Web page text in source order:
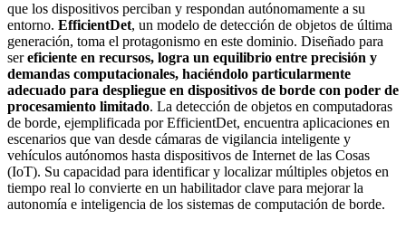
que los dispositivos perciban y respondan autónomamente a su
entorno. EfficientDet, un modelo de detección de objetos de última
generación, toma el protagonismo en este dominio. Diseñado para
sereficiente en recursos, logra un equilibrio entre precisión y
demandas computacionales, haciéndolo particularmente
adecuado para despliegue en dispositivos de borde con poder de
procesamiento limitado. La detección de objetos en computadoras
de borde, ejemplificada por EfficientDet, encuentra aplicaciones en
escenarios que van desde cámaras de vigilancia inteligente y
vehículos autónomos hasta dispositivos de Internet de las Cosas
(IoT). Su capacidad para identificar y localizar múltiples objetos en
tiempo real lo convierte en un habilitador clave para mejorar la
autonomía e inteligencia de los sistemas de computación de borde.